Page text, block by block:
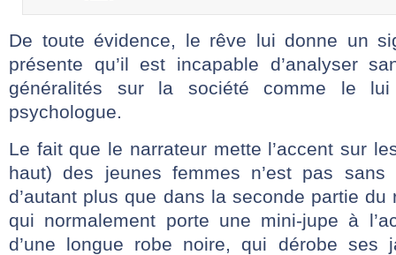
De toute évidence, le rêve lui donne un
présente qu’il est incapable d’analyser
généralités sur la société comme le
psychologue.
Le fait que le narrateur mette l’accent sur
haut) des jeunes femmes n’est pas sans
d’autant plus que dans la seconde partie
qui normalement porte une mini-jupe à
d’une longue robe noire, qui dérobe ses